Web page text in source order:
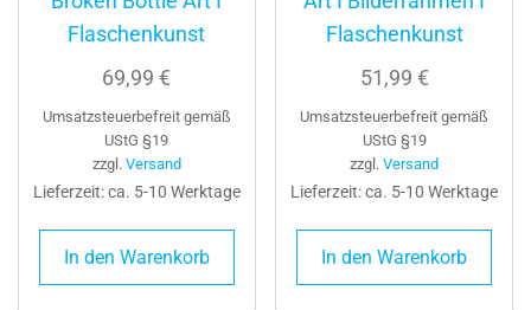
Flaschenkunst
69,99€
Umsatzsteuerbefreit gemäß
UStG §19
zzgl. Versand
Lieferzeit: ca. 5-10 Werktage
In den Warenkorb
Flaschenkunst
51,99 €
Umsatzsteuerbefreit gemäß
UStG §19
zzgl.Versand
Lieferzeit: ca. 5-10 Werktage
In den Warenkorb